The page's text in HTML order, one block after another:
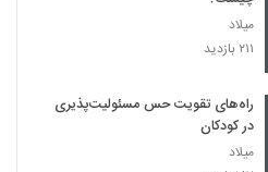
میلاد
۲۱۱ بازدید
راه‌های تقویت حس مسئولیت‌پذیری
در کودکان
میلاد